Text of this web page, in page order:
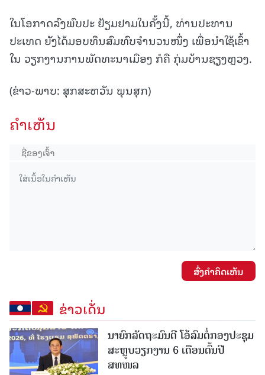
ໃນໂອກາດລົງພົບປະ ຢ້ຽມຢາມໃນຄັ້ງນີ້, ທ່ານປະທານ
ປະເທດ ຍັງໄດ້ມອບທຶນສົມທົບຈໍານວນໜຶ່ງ ເພື່ອນໍາໃຊ້ເຂົ້າ
ໃນ ວຽກງານການພັດທະນາເມືອງ ກໍຄື ກຸ່ມບ້ານຊຽງຫຼວງ.
(ຂ່າວ-ພາບ: ສຸກສະຫວັນ ພຸນສຸກ)
ຄໍາເຫັນ
ສົ່ງຄໍາຄິດເຫັນ
ຂ່າວເດັ່ນ
ນາຍົກລັດຖະມົນຕີ ໂອ້ລົມຕໍ່ກອງປະຊຸມ
ສະຫຼຸບວຽກງານ 6 ເດືອນຕົ້ນປີ
ສທໜລ